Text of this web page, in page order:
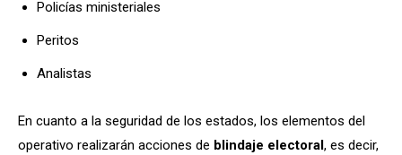
Policías ministeriales
Peritos
Analistas
En cuanto a la seguridad de los estados, los elementos del
operativo realizarán acciones de blindaje electoral, es decir,